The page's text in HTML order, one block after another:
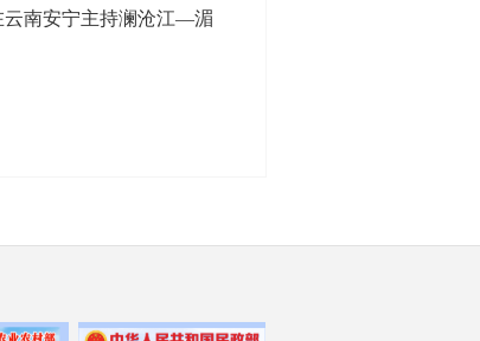
云南安宁主持澜沧江—湄